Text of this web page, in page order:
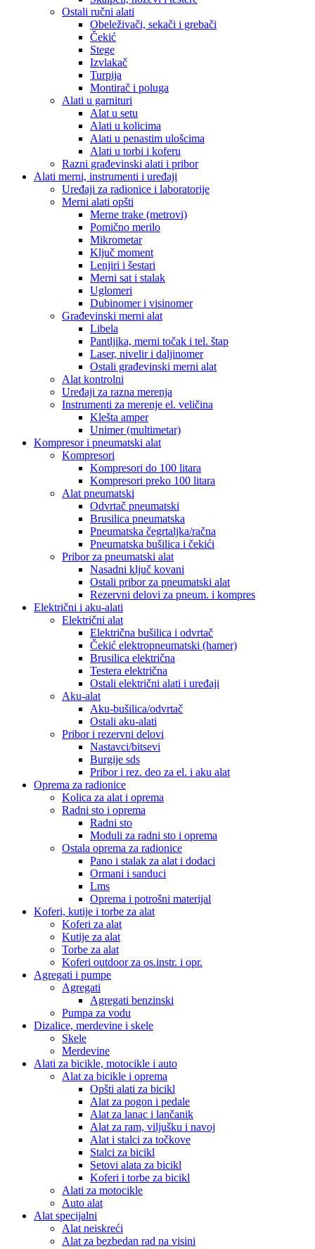
Ostali ručni alati
Obeleživači, sekači i grebači
Čekić
Stege
Izvlakač
Turpija
Montirač i poluga
Alati u garnituri
Alat u setu
Alati u kolicima
Alati u penastim ulošcima
Alati u torbi i koferu
Razni građevinski alati i pribor
Alati merni, instrumenti i uređaji
Uređaji za radionice i laboratorije
Merni alati opšti
Merne trake (metrovi)
Pomično merilo
Mikrometar
Ključ moment
Lenjiri i šestari
Merni sat i stalak
Uglomeri
Dubinomer i visinomer
Građevinski merni alat
Libela
Pantljika, merni točak i tel. štap
Laser, nivelir i daljinomer
Ostali građevinski merni alat
Alat kontrolni
Uređaji za razna merenja
Instrumenti za merenje el. veličina
Klešta amper
Unimer (multimetar)
Kompresor i pneumatski alat
Kompresori
Kompresori do 100 litara
Kompresori preko 100 litara
Alat pneumatski
Odvrtač pneumatski
Brusilica pneumatska
Pneumatska čegrtaljka/račna
Pneumatska bušilica i čekići
Pribor za pneumatski alat
Nasadni ključ kovani
Ostali pribor za pneumatski alat
Rezervni delovi za pneum. i kompres
Električni i aku-alati
Električni alat
Električna bušilica i odvrtač
Čekić elektropneumatski (hamer)
Brusilica električna
Testera električna
Ostali električni alati i uređaji
Aku-alat
Aku-bušilica/odvrtač
Ostali aku-alati
Pribor i rezervni delovi
Nastavci/bitsevi
Burgije sds
Pribor i rez. deo za el. i aku alat
Oprema za radionice
Kolica za alat i oprema
Radni sto i oprema
Radni sto
Moduli za radni sto i oprema
Ostala oprema za radionice
Pano i stalak za alat i dodaci
Ormani i sanduci
Lms
Oprema i potrošni materijal
Koferi, kutije i torbe za alat
Koferi za alat
Kutije za alat
Torbe za alat
Koferi outdoor za os.instr. i opr.
Agregati i pumpe
Agregati
Agregati benzinski
Pumpa za vodu
Dizalice, merdevine i skele
Skele
Merdevine
Alati za bicikle, motocikle i auto
Alat za bicikle i oprema
Opšti alati za bicikl
Alat za pogon i pedale
Alat za lanac i lančanik
Alat za ram, viljušku i navoj
Alat i stalci za točkove
Stalci za bicikl
Setovi alata za bicikl
Koferi i torbe za bicikl
Alati za motocikle
Auto alat
Alat specijalni
Alat neiskreći
Alat za bezbedan rad na visini